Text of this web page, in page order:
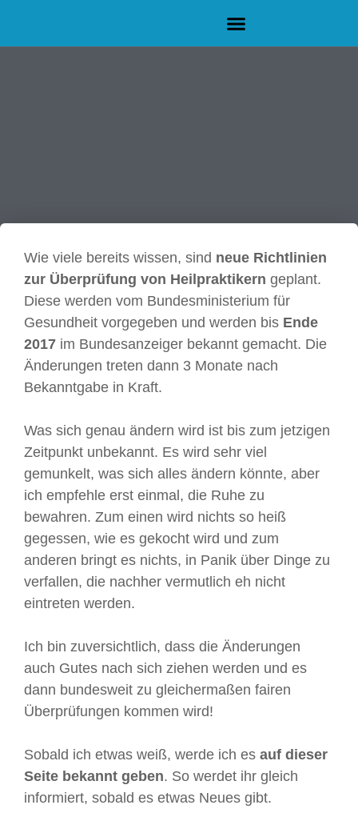
Wie viele bereits wissen, sind neue Richtlinien
zur Überprüfung von Heilpraktikern geplant.
Diese werden vom Bundesministerium für
Gesundheit vorgegeben und werden bis Ende
2017 im Bundesanzeiger bekannt gemacht. Die
Änderungen treten dann 3 Monate nach
Bekanntgabe in Kraft.
Was sich genau ändern wird ist bis zum jetzigen
Zeitpunkt unbekannt. Es wird sehr viel
gemunkelt, was sich alles ändern könnte, aber
ich empfehle erst einmal, die Ruhe zu
bewahren. Zum einen wird nichts so heiß
gegessen, wie es gekocht wird und zum
anderen bringt es nichts, in Panik über Dinge zu
verfallen, die nachher vermutlich eh nicht
eintreten werden.
Ich bin zuversichtlich, dass die Änderungen
auch Gutes nach sich ziehen werden und es
dann bundesweit zu gleichermaßen fairen
Überprüfungen kommen wird!
Sobald ich etwas weiß, werde ich es auf dieser
Seite bekannt geben. So werdet ihr gleich
informiert, sobald es etwas Neues gibt.